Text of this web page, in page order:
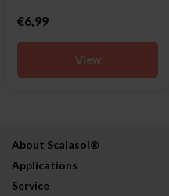
€6,99
View
About Scalasol®
Applications
Service